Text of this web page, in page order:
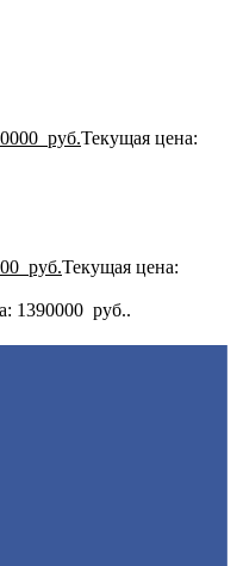
руб.Текущая цена:
руб.Текущая цена:
1390000 руб..